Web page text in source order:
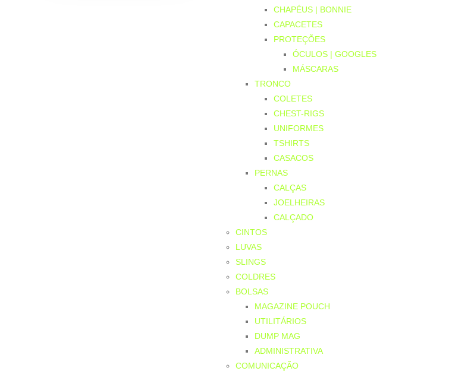
CHAPÉUS | BONNIE
CAPACETES
PROTEÇÕES
ÓCULOS | GOOGLES
MÁSCARAS
TRONCO
COLETES
CHEST-RIGS
UNIFORMES
TSHIRTS
CASACOS
PERNAS
CALÇAS
JOELHEIRAS
CALÇADO
CINTOS
LUVAS
SLINGS
COLDRES
BOLSAS
MAGAZINE POUCH
UTILITÁRIOS
DUMP MAG
ADMINISTRATIVA
COMUNICAÇÃO